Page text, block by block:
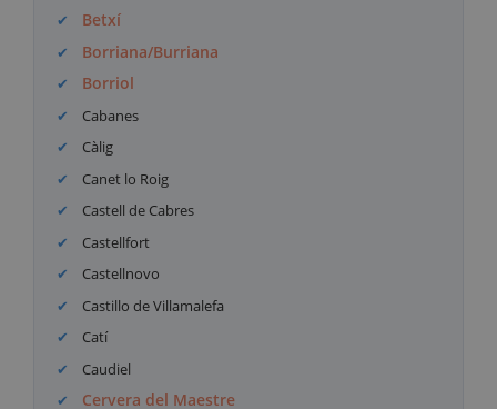
Betxí
Borriana/Burriana
Borriol
Cabanes
Càlig
Canet lo Roig
Castell de Cabres
Castellfort
Castellnovo
Castillo de Villamalefa
Catí
Caudiel
Cervera del Maestre